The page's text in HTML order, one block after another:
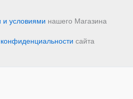
условиями нашего Магазина
сайта